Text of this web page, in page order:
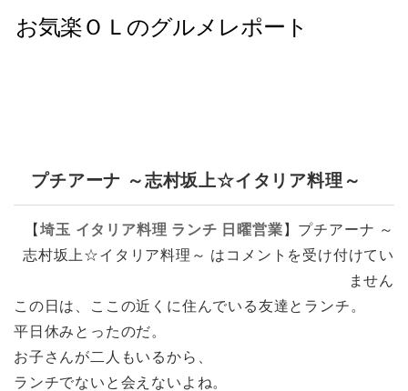
プチアーナ ～志村坂上☆イタリア料理～
【埼玉 イタリア料理 ランチ 日曜営業 】 プチアーナ ～
志村坂上☆イタリア料理～ は コメントを受け付けてい
ません
この日は、ここの近くに住んでいる友達とランチ。
平日休みとったのだ。
お子さんが二人もいるから、
ランチでないと会えないよね。